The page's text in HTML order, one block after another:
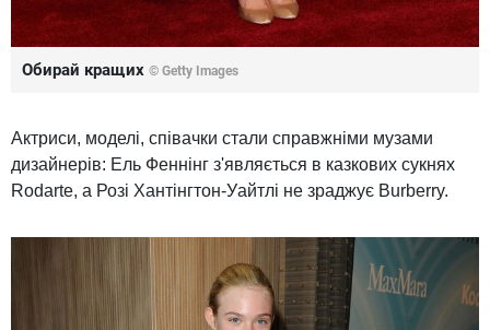
Обирай кращих © Getty Images
Актриси, моделі, співачки стали справжніми музами
дизайнерів: Ель Феннінг з'являється в казкових сукнях
Rodarte, а Розі Хантінгтон-Уайтлі не зраджує Burberry.